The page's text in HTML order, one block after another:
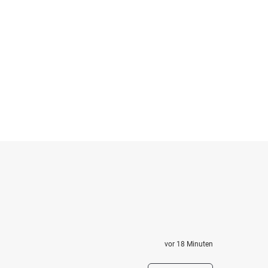
vor 18 Minuten